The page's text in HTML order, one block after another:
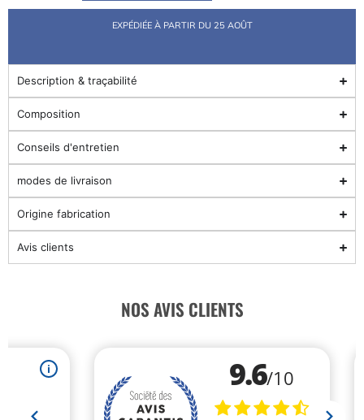
EXPÉDIÉE À PARTIR DU 25 AOÛT
Description & traçabilité
Composition
Conseils d'entretien
modes de livraison
Origine fabrication
Avis clients
NOS AVIS CLIENTS